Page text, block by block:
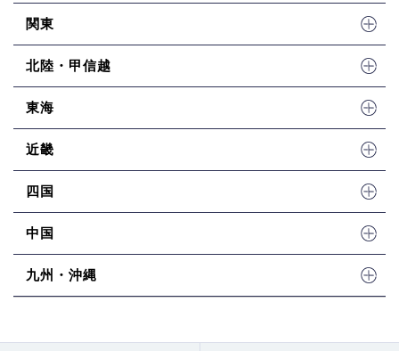
関東
北陸・甲信越
東海
近畿
四国
中国
九州・沖縄